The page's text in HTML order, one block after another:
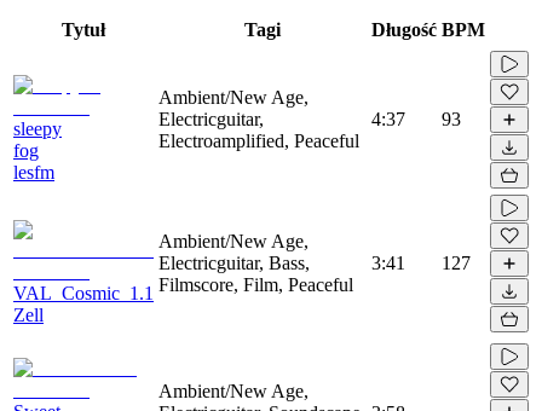
Tytuł Tagi Długość BPM
sleepy
fog
lesfm
Ambient/New Age,
Electricguitar,
Electroamplified, Peaceful
4:37 93
VAL_Cosmic_1.1
Zell
Ambient/New Age,
Electricguitar, Bass,
Filmscore, Film, Peaceful
3:41 127
Ambient/New Age,